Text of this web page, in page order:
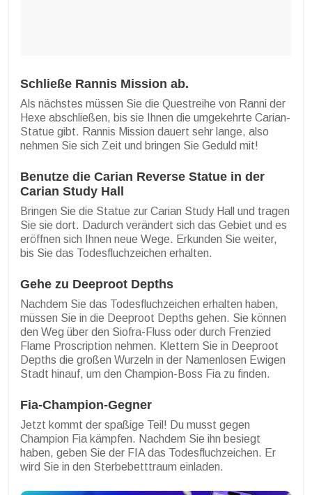
Schließe Rannis Mission ab.
Als nächstes müssen Sie die Questreihe von Ranni der
Hexe abschließen, bis sie Ihnen die umgekehrte Carian-
Statue gibt. Rannis Mission dauert sehr lange, also
nehmen Sie sich Zeit und bringen Sie Geduld mit!
Benutze die Carian Reverse Statue in der
Carian Study Hall
Bringen Sie die Statue zur Carian Study Hall und tragen
Sie sie dort. Dadurch verändert sich das Gebiet und es
eröffnen sich Ihnen neue Wege. Erkunden Sie weiter,
bis Sie das Todesfluchzeichen erhalten.
Gehe zu Deeproot Depths
Nachdem Sie das Todesfluchzeichen erhalten haben,
müssen Sie in die Deeproot Depths gehen. Sie können
den Weg über den Siofra-Fluss oder durch Frenzied
Flame Proscription nehmen. Klettern Sie in Deeproot
Depths die großen Wurzeln in der Namenlosen Ewigen
Stadt hinauf, um den Champion-Boss Fia zu finden.
Fia-Champion-Gegner
Jetzt kommt der spaßige Teil! Du musst gegen
Champion Fia kämpfen. Nachdem Sie ihn besiegt
haben, geben Sie der FIA das Todesfluchzeichen. Er
wird Sie in den Sterbebetttraum einladen.